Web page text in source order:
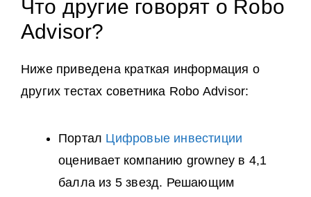
Что другие говорят о Robo
Advisor?
Ниже приведена краткая информация о
других тестах советника Robo Advisor:
Портал Цифровые инвестиции
оценивает компанию growney в 4,1
балла из 5 звезд. Решающим